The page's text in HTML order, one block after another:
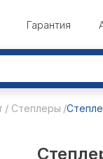
Гарантия
Степлеры